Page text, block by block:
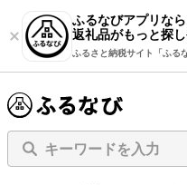
ふるなびアプリなら
返礼品がもっと探し
ふるさと納税サイト「ふる
キーワードを入力